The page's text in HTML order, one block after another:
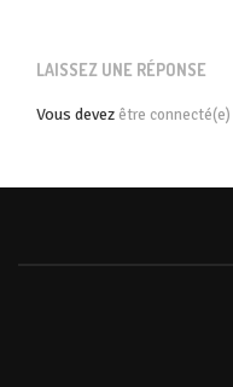
LAISSEZ UNE RÉPONSE
Vous devez être connecté(e)